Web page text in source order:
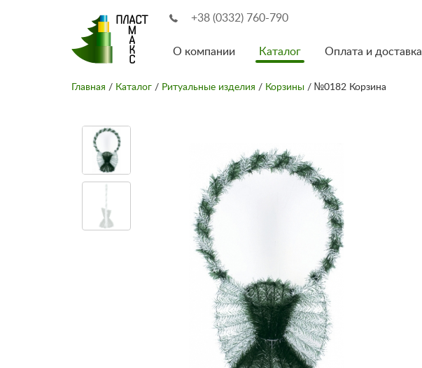
+38 (0332) 760-790
О компании Каталог Оплата и доставка
Главная / Каталог / Ритуальные изделия / Корзины / №0182 Корзина